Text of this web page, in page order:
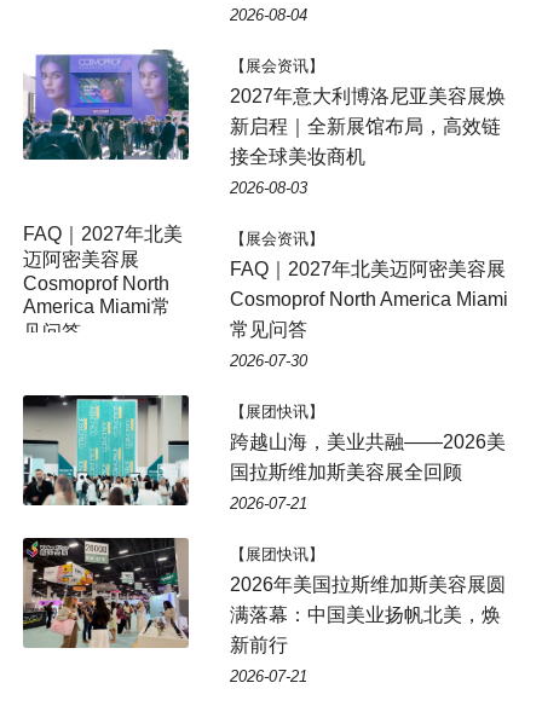
2026-08-04
【展会资讯】
2027年意大利博洛尼亚美容展焕
新启程｜全新展馆布局，高效链
接全球美妆商机
2026-08-03
FAQ｜2027年北美
迈阿密美容展
Cosmoprof North
America Miami常
见问答
【展会资讯】
FAQ｜2027年北美迈阿密美容展
Cosmoprof North America Miami
常见问答
2026-07-30
【展团快讯】
跨越山海，美业共融——2026美
国拉斯维加斯美容展全回顾
2026-07-21
【展团快讯】
2026年美国拉斯维加斯美容展圆
满落幕：中国美业扬帆北美，焕
新前行
2026-07-21